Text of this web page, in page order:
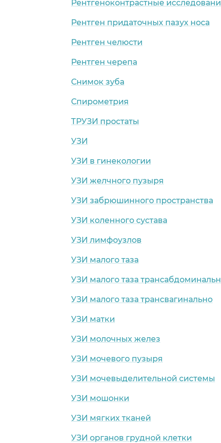
Рентгеноконтрастные
Рентген придаточных пазух носа
Рентген челюсти
Рентген черепа
Снимок зуба
Спирометрия
ТРУЗИ простаты
УЗИ
УЗИ в гинекологии
УЗИ желчного пузыря
УЗИ забрюшинного пространства
УЗИ коленного сустава
УЗИ лимфоузлов
УЗИ малого таза
УЗИ малого таза
УЗИ малого таза трансвагинально
УЗИ матки
УЗИ молочных желез
УЗИ мочевого пузыря
УЗИ мочевыделительной системы
УЗИ мошонки
УЗИ мягких тканей
УЗИ органов грудной клетки